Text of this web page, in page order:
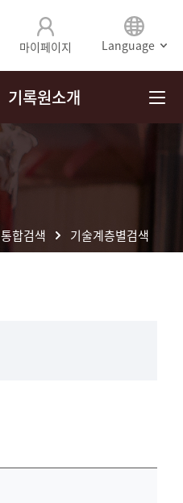
마이페이지 Language
기록원소개
통합검색 기술계층별검색